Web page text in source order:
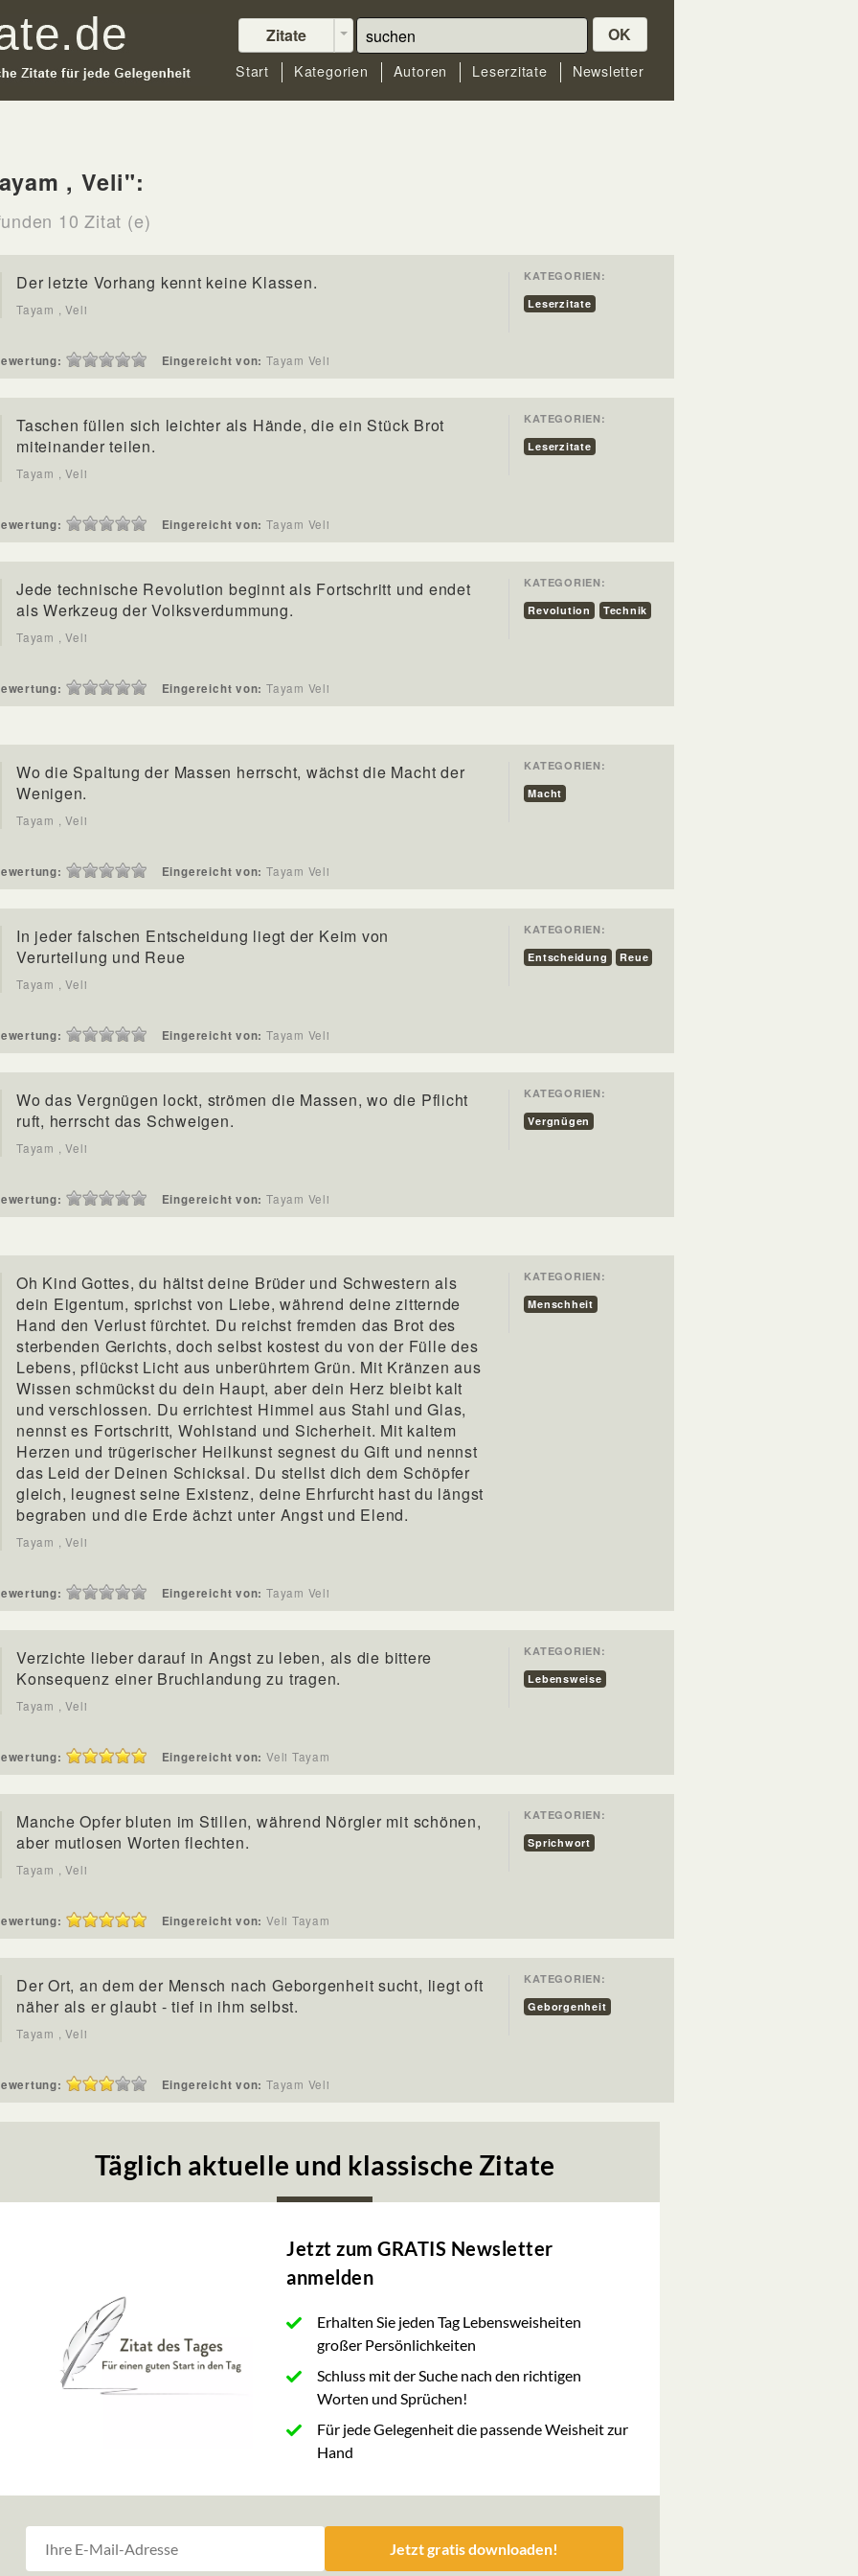
Zitate OK
Start Kategorien Autoren Leserzitate Newsletter
, Veli":
10 Zitat (e)
Der letzte Vorhang kennt keine Klassen.
Tayam , Veli
KATEGORIEN:
Leserzitate
Eingereicht von: Tayam Veli
Taschen füllen sich leichter als Hände, die ein Stück Brot
miteinander teilen.
Tayam , Veli
KATEGORIEN:
Leserzitate
Eingereicht von: Tayam Veli
Jede technische Revolution beginnt als Fortschritt und endet
als Werkzeug der Volksverdummung.
Tayam , Veli
KATEGORIEN:
Revolution
Technik
Eingereicht von: Tayam Veli
Wo die Spaltung der Massen herrscht, wächst die Macht der
Wenigen.
Tayam , Veli
KATEGORIEN:
Macht
Eingereicht von: Tayam Veli
In jeder falschen Entscheidung liegt der Keim von
Verurteilung und Reue
Tayam , Veli
KATEGORIEN:
Entscheidung
Reue
Eingereicht von: Tayam Veli
Wo das Vergnügen lockt, strömen die Massen, wo die Pflicht
ruft, herrscht das Schweigen.
Tayam , Veli
KATEGORIEN:
Vergnügen
Eingereicht von: Tayam Veli
Oh Kind Gottes, du hältst deine Brüder und Schwestern als
dein Eigentum, sprichst von Liebe, während deine zitternde
Hand den Verlust fürchtet. Du reichst fremden das Brot des
sterbenden Gerichts, doch selbst kostest du von der Fülle des
Lebens, pflückst Licht aus unberührtem Grün. Mit Kränzen aus
Wissen schmückst du dein Haupt, aber dein Herz bleibt kalt
und verschlossen. Du errichtest Himmel aus Stahl und Glas,
nennst es Fortschritt, Wohlstand und Sicherheit. Mit kaltem
Herzen und trügerischer Heilkunst segnest du Gift und nennst
das Leid der Deinen Schicksal. Du stellst dich dem Schöpfer
gleich, leugnest seine Existenz, deine Ehrfurcht hast du längst
begraben und die Erde ächzt unter Angst und Elend.
Tayam , Veli
KATEGORIEN:
Menschheit
Eingereicht von: Tayam Veli
Verzichte lieber darauf in Angst zu leben, als die bittere
Konsequenz einer Bruchlandung zu tragen.
Tayam , Veli
KATEGORIEN:
Lebensweise
Eingereicht von: Veli Tayam
Manche Opfer bluten im Stillen, während Nörgler mit schönen,
aber mutlosen Worten flechten.
Tayam , Veli
KATEGORIEN:
Sprichwort
Eingereicht von: Veli Tayam
Der Ort, an dem der Mensch nach Geborgenheit sucht, liegt oft
näher als er glaubt - tief in ihm selbst.
Tayam , Veli
KATEGORIEN:
Geborgenheit
Eingereicht von: Tayam Veli